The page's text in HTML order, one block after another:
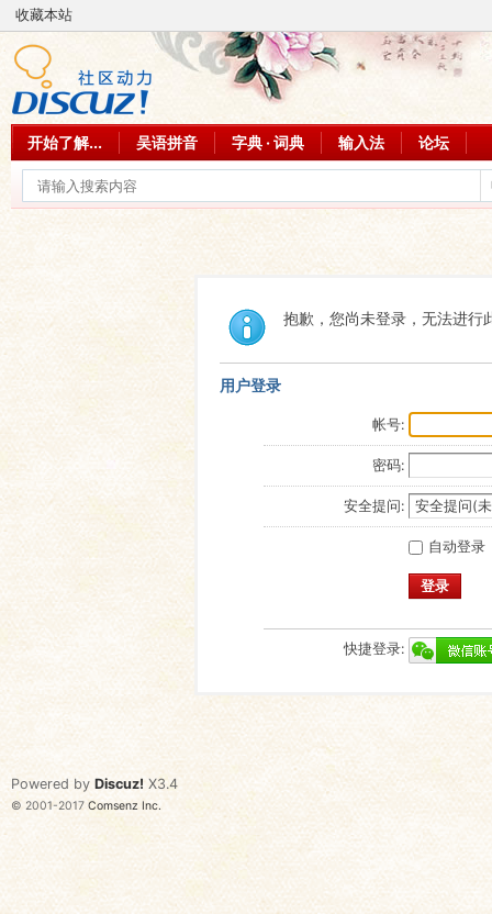
收藏本站
开始了解... 吴语拼音 字典 · 词典 输入法 论坛
抱歉，您尚未登录，无法进行
用户登录
帐号:
密码:
安全提问:
自动登录
登录
快捷登录:
Powered by Discuz! X3.4
© 2001-2017 Comsenz Inc.